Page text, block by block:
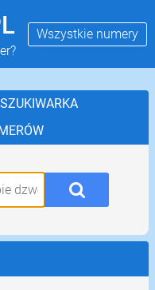
Wszystkie numery